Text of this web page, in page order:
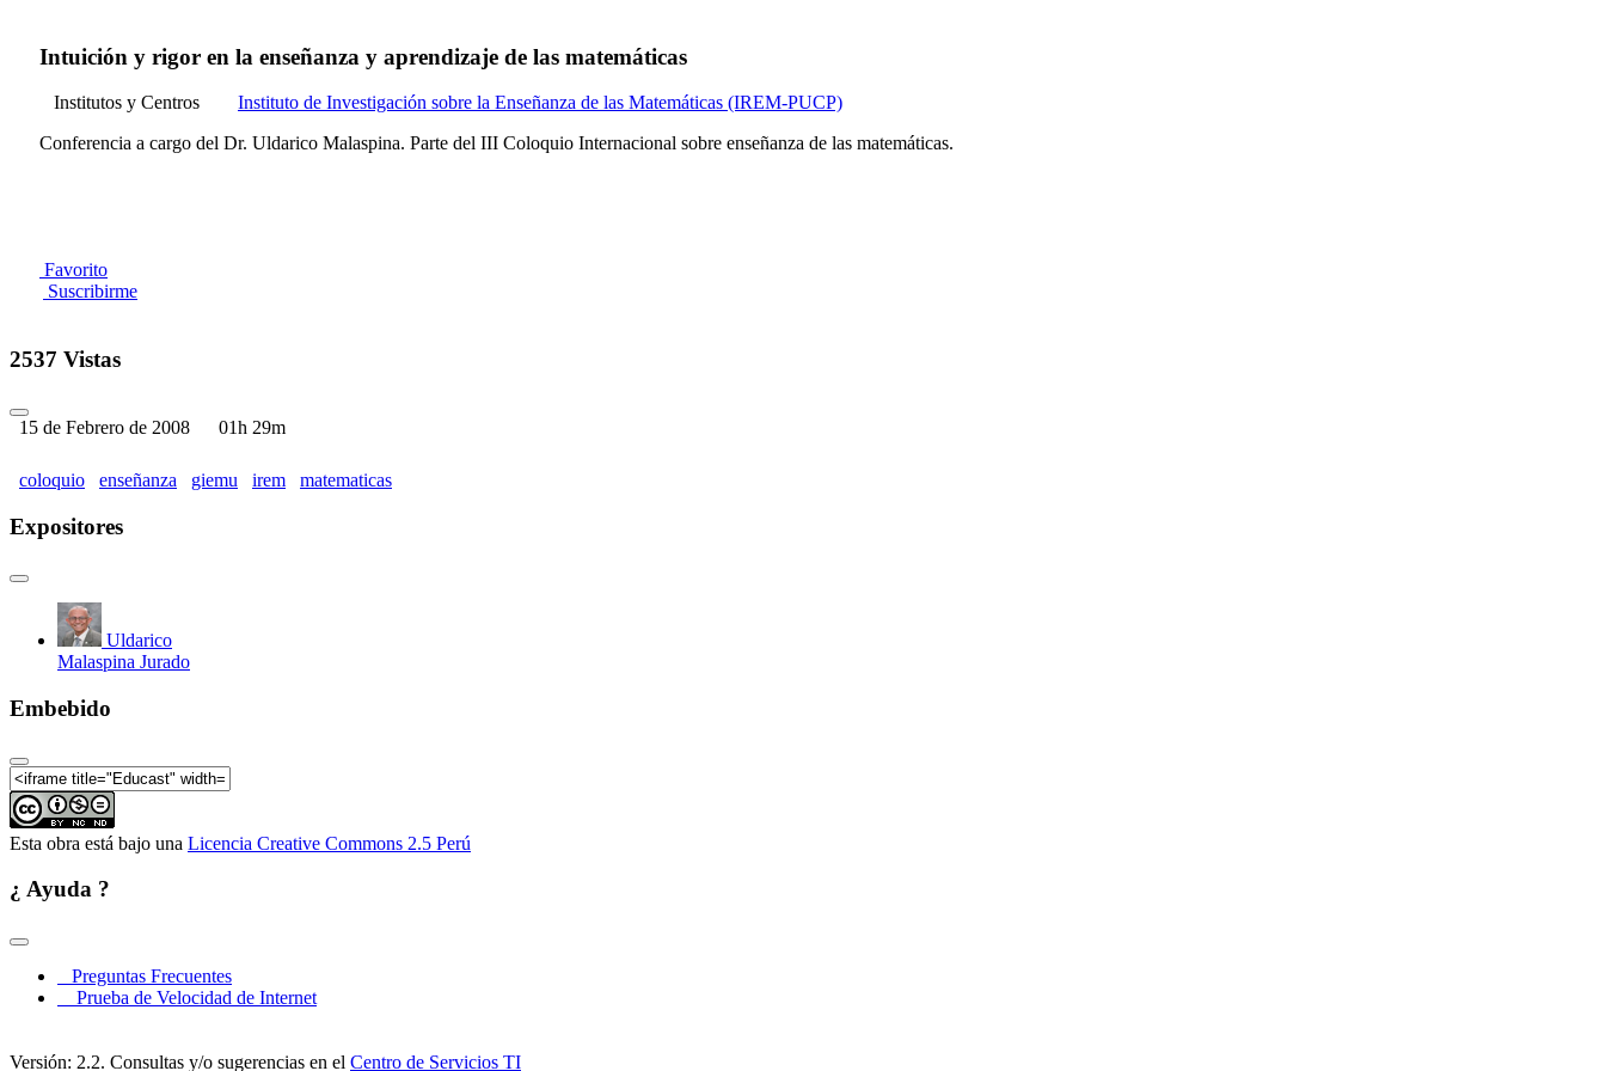
Intuición y rigor en la enseñanza y aprendizaje de las matemáticas
Institutos y Centros
Instituto de Investigación sobre la Enseñanza de las Matemáticas (IREM-PUCP)
Conferencia a cargo del Dr. Uldarico Malaspina. Parte del III Coloquio Internacional sobre enseñanza de las matemáticas.
Favorito
Suscribirme
2537 Vistas
15 de Febrero de 2008 01h 29m
coloquio enseñanza giemu irem matematicas
Expositores
Uldarico
Malaspina Jurado
Embebido
Esta obra está bajo una Licencia Creative Commons 2.5 Perú
¿ Ayuda ?
Preguntas Frecuentes
Prueba de Velocidad de Internet
Versión: 2.2. Consultas y/o sugerencias en el Centro de Servicios TI